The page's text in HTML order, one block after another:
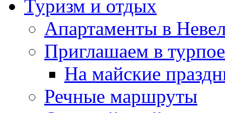
Туризм и отдых
Апартаменты в
Приглашаем в
На майские
Речные маршруты